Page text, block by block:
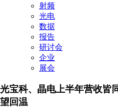
射频
光电
数据
报告
研讨会
企业
展会
光宝科、晶电上半年营收皆
望回温